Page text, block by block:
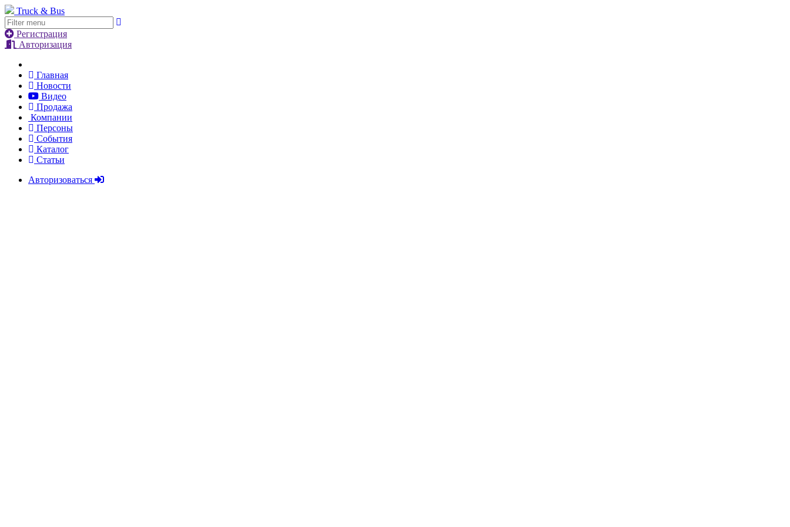
Truck & Bus
Регистрация
Авторизация
Главная
Новости
Видео
Продажа
Компании
Персоны
События
Каталог
Статьи
Авторизоваться